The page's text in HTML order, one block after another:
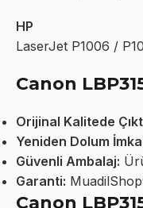
HP
LaserJet P1006 /
Canon
Orijinal Kalitede
Yeniden Dolum
Güvenli Ambalaj:
Garanti:
Canon